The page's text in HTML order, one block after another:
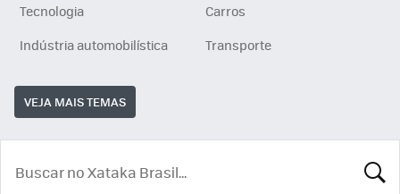
Tecnologia
Carros
Indústria automobilística
Transporte
VEJA MAIS TEMAS